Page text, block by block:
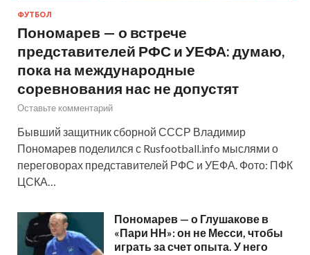
ФУТБОЛ
Пономарев — о встрече
представителей РФС и УЕФА: думаю,
пока на международные
соревнования нас не допустят
Оставьте комментарий
Бывший защитник сборной СССР Владимир
Пономарев поделился с Rusfootball.info мыслями о
переговорах представителей РФС и УЕФА. Фото: ПФК
ЦСКА…
Пономарев — о Глушакове в
«Пари НН»: он не Месси, чтобы
играть за счет опыта. У него